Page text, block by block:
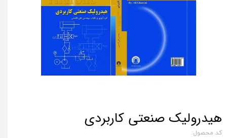
هیدرولیک صنعتی کاربردی
کد محصول: